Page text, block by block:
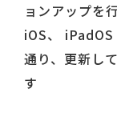
ョンアップを
iOS、
通り、更新し
す